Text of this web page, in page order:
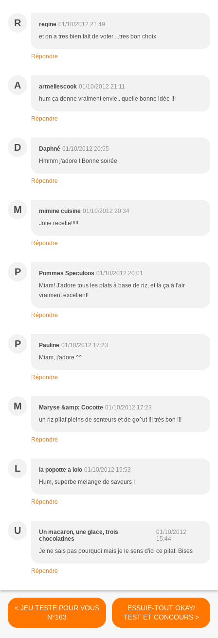
R regine 01/10/2012 21:49
et on a tres bien fait de voter ...tres bon choix
Répondre
A armellescook 01/10/2012 21:11
hum ça donne vraiment envie.. quelle bonne idée !!!
Répondre
D Daphné 01/10/2012 20:55
Hmmm j'adore ! Bonne soirée
Répondre
M mimine cuisine 01/10/2012 20:34
Jolie recette!!!!!
Répondre
P Pommes Speculoos 01/10/2012 20:01
Miam! J'adore tous les plats à base de riz, et là ça à l'air
vraiment excellent!
Répondre
P Pauline 01/10/2012 17:23
Miam, j'adore ^^
Répondre
M Maryse &amp; Cocotte 01/10/2012 17:23
un riz pilaf pleins de senteurs et de go^ut !!! très bon !!!
Répondre
L la popotte a lolo 01/10/2012 15:53
Hum, superbe melange de saveurs !
Répondre
U
Un macaron, une glace, trois
chocolatines
01/10/2012
15:44
Je ne sais pas pourquoi mais je le sens d'ici ce pilaf. Bises
Répondre
< JEU TESTE POUR VOUS
N°163
ESSUIE-TOUT OKAY/
TEST ET CONCOURS >